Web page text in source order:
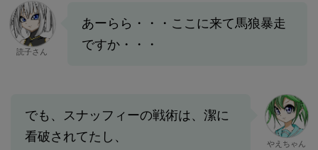
読子さん
あーらら・・・ここに来て馬狼暴走
ですか・・・
でも、スナッフィーの戦術は、潔に
看破されてたし、
やえちゃん